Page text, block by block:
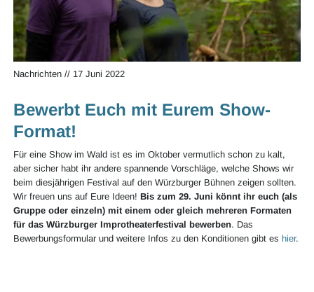
Nachrichten// 17 Juni 2022
Bewerbt Euch mit Eurem Show-
Format!
Für eine Show im Wald ist es im Oktober vermutlich schon zu kalt,
aber sicher habt ihr andere spannende Vorschläge, welche Shows wir
beim diesjährigen Festival auf den Würzburger Bühnen zeigen sollten.
Wir freuen uns auf Eure Ideen! Bis zum 29. Juni könnt ihr euch (als
Gruppe oder einzeln) mit einem oder gleich mehreren Formaten
für das Würzburger Improtheaterfestival bewerben. Das
Bewerbungsformular und weitere Infos zu den Konditionen gibt es hier.